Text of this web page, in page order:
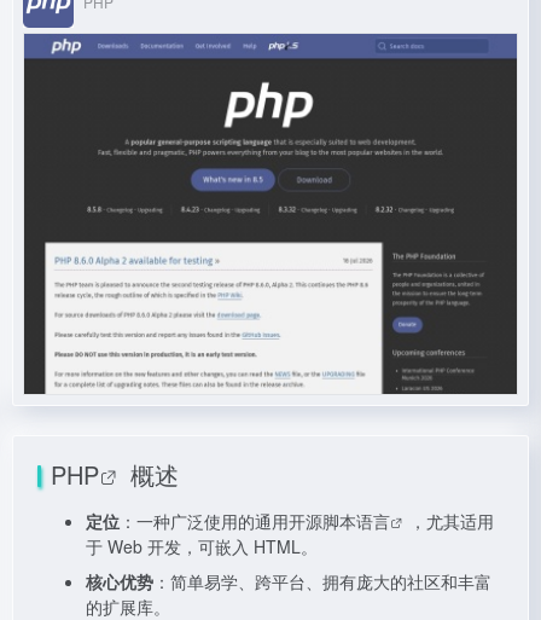
PHP 概述
定位 ：一种广泛使用的通用开源脚本语言
，尤其适用
于 Web 开发，可嵌入 HTML。
核心优势 ：简单易学、跨平台、拥有庞大的社区和丰富
的扩展库。